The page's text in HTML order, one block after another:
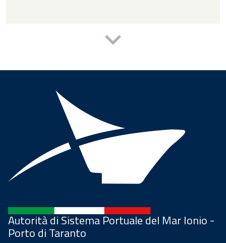
Autorità di Sistema Portuale del Mar Ionio -
Porto di Taranto